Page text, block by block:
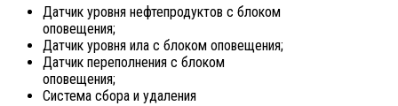
Датчик уровня нефтепродуктов с блоком
оповещения;
Датчик уровня ила с блоком оповещения;
Датчик переполнения с блоком
оповещения;
Система сбора и удаления